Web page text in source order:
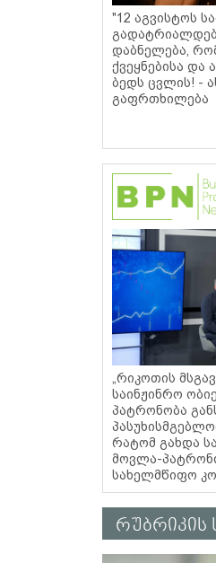
"12 აგვისტოს
დაბნელება,
ქვეყნებისა და
ბედს ცვლის! -
გაფრთხილება
„რიკოთის
საინჟინრო
პატრონობა
რატომ გახდა
მოვლა-
სახელმწიფო
რუბრიკის